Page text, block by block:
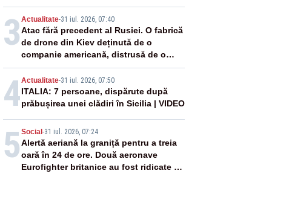
devin tropicale
3 Actualitate-31 iul. 2026, 07:40
Atac fără precedent al Rusiei. O fabrică
de drone din Kiev deținută de o
companie americană, distrusă de o
rachetă rusească
4Actualitate-31 iul. 2026, 07:50
ITALIA: 7 persoane, dispărute după
prăbușirea unei clădiri în Sicilia | VIDEO
5 Social -31 iul. 2026, 07:24
Alertă aeriană la graniță pentru a treia
oară în 24 de ore. Două aeronave
Eurofighter britanice au fost ridicate de